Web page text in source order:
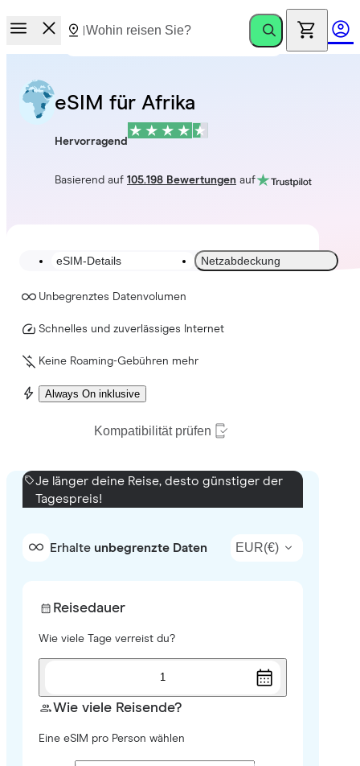
eSIM für Afrika
Hervorragend
Basierend auf 105.198 Bewertungen auf
eSIM-Details Netzabdeckung
Unbegrenztes Datenvolumen
Schnelles und zuverlässiges Internet
Keine Roaming-Gebühren mehr
Always On inklusive
Kompatibilität prüfen
Je länger deine Reise, desto günstiger der
Tagespreis!
Erhalte unbegrenzte Daten EUR(€)
Reisedauer
Wie viele Tage verreist du?
1
Wie viele Reisende?
Eine eSIM pro Person wählen